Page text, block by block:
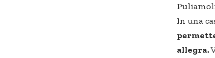
In una
allegra.